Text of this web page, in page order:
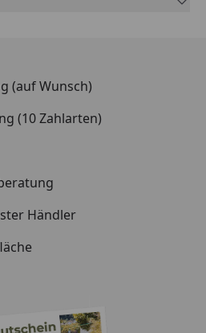
Formnummer 204 finden
schnell heraus, ob
des dänischen
(auf Wunsch)
(10 Zahlarten)
Händler